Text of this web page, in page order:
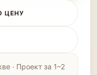
ЦЕНУ
· Проект за 1–2